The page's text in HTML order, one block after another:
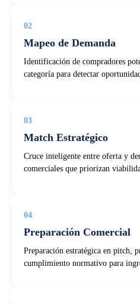
02
Mapeo de Demanda
Identificación de compradores
categoría para detectar
03
Match Estratégico
Cruce inteligente entre oferta y
comerciales que priorizan
04
Preparación Comercial
Preparación estratégica en pitch,
cumplimiento normativo para